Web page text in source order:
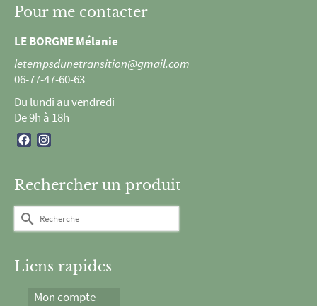
Pour me contacter
LE BORGNE Mélanie
letempsdunetransition@gmail.com
06-77-47-60-63
Du lundi au vendredi
De 9h à 18h
Facebook
Rechercher un produit
Rechercher :
Liens rapides
Mon compte